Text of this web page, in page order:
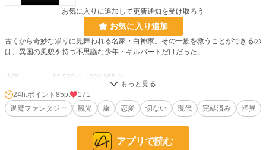
お気に入りに追加して更新通知を受け取ろう
お気に入り追加
古くから奇妙な祟りに見舞われる名家・白神家。その一族を救うことができるの
は、異国の風貌を持つ不思議な少年・ギルバートだけだった。
小説 12,570 位 / 228,955 件
ホラー 115 位 / 8,517 件
お気に入り 12
24h.ポイント 85pt
171
退魔ファンタジー
観光 旅 恋愛 切ない 現代 完結済み 怪異
アプリで読む